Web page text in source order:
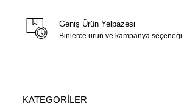
Geniş Ürün Yelpazesi
Binlerce ürün ve kampanya seçeneği
KATEGORİLER